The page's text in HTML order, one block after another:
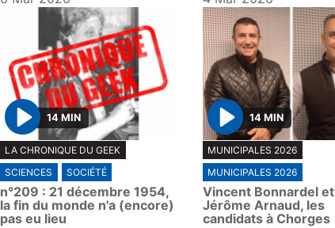
P
l
a
y
14 MIN
LA CHRONIQUE DU GEEK
SCIENCES
SOCIÉTÉ
n°209 : 21 décembre 1954,
la fin du monde n'a (encore)
pas eu lieu
P
l
a
y
14 MIN
MUNICIPALES 2026
MUNICIPALES 2026
Vincent Bonnardel et
Jérôme Arnaud, les
candidats à Chorges